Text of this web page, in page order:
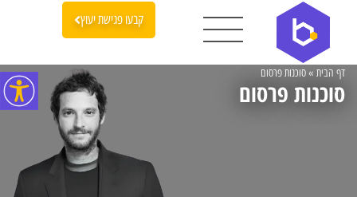
קבעו פגישת יעוץ
דף הבית »סוכנות פרסום
סוכנות פרסום